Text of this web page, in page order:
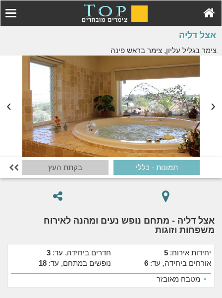
אצל דליה
צימר בגליל עליון, צימר בראש פינה
תמונות - כללי בקתת העץ 
אצל דליה - מתחם נופש נעים ומהנה לאירוח
משפחות וזוגות
יחידות אירוח: 5 חדרים ביחידה, עד: 3
אורחים ביחידה, עד: 6 נופשים במתחם, עד: 18
• מטבח מאובזר